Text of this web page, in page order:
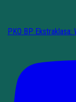
PKO BP